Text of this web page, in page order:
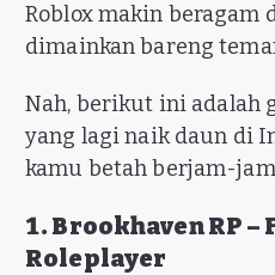
Roblox makin beragam
dimainkan bareng
Nah, berikut ini adalah
yang lagi naik daun di
kamu betah berjam-
1. Brookhaven RP
Roleplayer